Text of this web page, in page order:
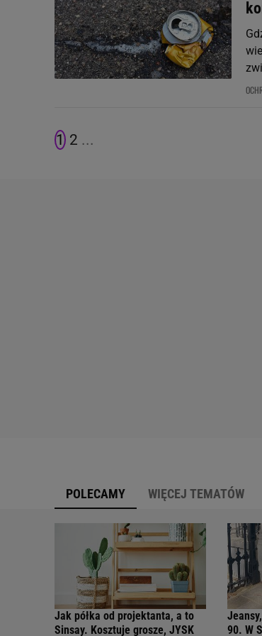
1 2 ...
POLECAMY WIĘCEJ TEMATÓW
Jak półka od projektanta, a to
Sinsay. Kosztuje grosze, JYSK
90. W